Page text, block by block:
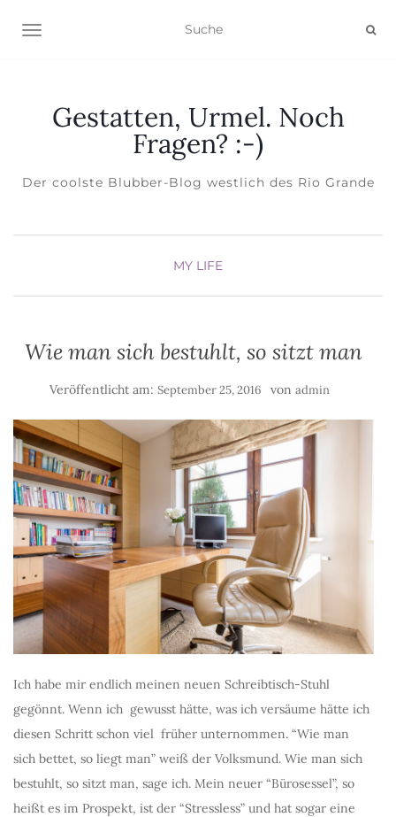
NAVIGATION EIN-/AUSSCHALTEN
Gestatten, Urmel. Noch
Fragen? :-)
Der coolste Blubber-Blog westlich des Rio Grande
MY LIFE
Wie man sich bestuhlt, so sitzt man
Veröffentlicht am: September 25, 2016 von admin
Ich habe mir endlich meinen neuen Schreibtisch-Stuhl
gegönnt. Wenn ich gewusst hätte, was ich versäume hätte ich
diesen Schritt schon viel früher unternommen. “Wie man
sich bettet, so liegt man” weiß der Volksmund. Wie man sich
bestuhlt, so sitzt man, sage ich. Mein neuer “Bürosessel”, so
heißt es im Prospekt, ist der “Stressless” und hat sogar eine